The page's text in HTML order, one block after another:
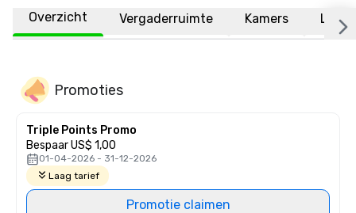
Overzicht Vergaderruimte Kamers
Promoties
Triple Points Promo
Bespaar US$ 1,00
01-04-2026 - 31-12-2026
Laag tarief
Promotie claimen